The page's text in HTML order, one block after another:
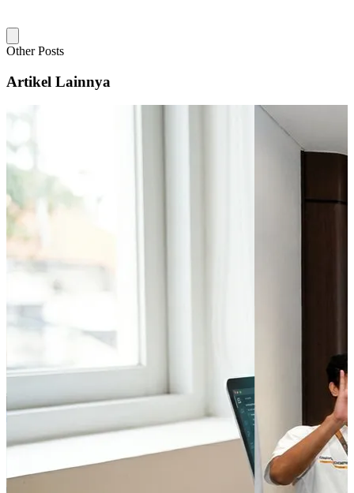
Other Posts
Artikel Lainnya